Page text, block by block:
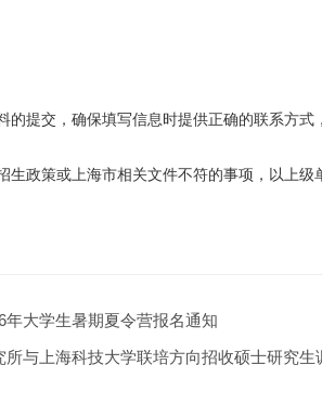
的提交，确保填写信息时提供正确的联系方
生政策或上海市相关文件不符的事项，以上级
年大学生暑期夏令营报名通知
所与上海科技大学联培方向招收硕士研究生